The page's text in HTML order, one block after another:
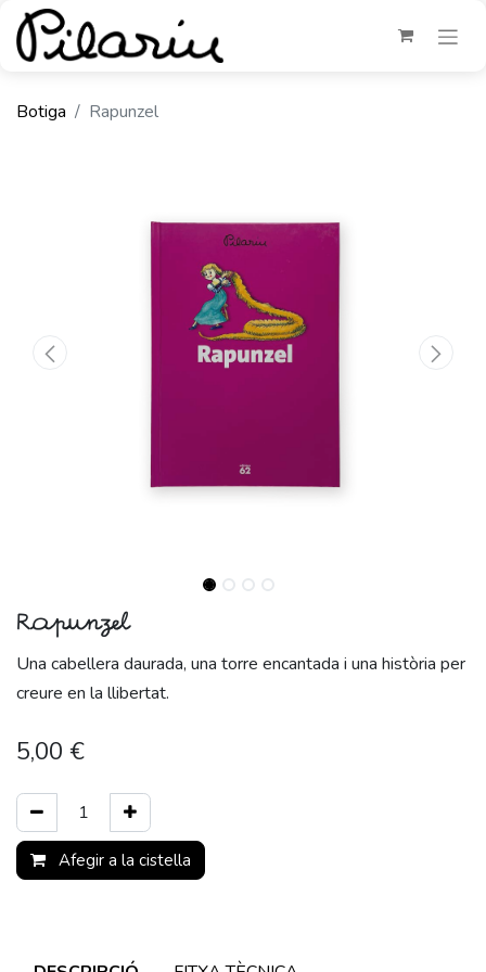
Botiga Rapunzel
Rapunzel
Una cabellera daurada, una torre encantada i una història per
creure en la llibertat.
5,00 €
Afegir a la cistella